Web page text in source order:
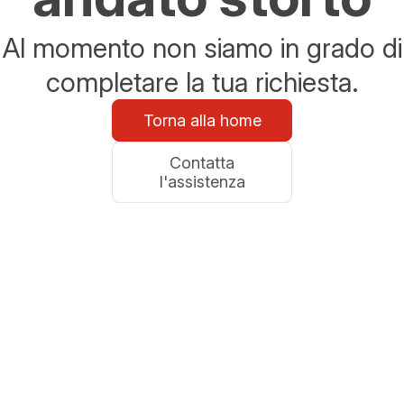
Al momento non siamo in grado di
completare la tua richiesta.
Torna alla home
Contatta
l'assistenza